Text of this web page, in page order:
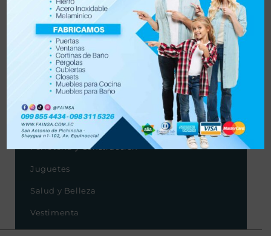
0
Tienda
Accesorios para vehículo y moto
Accesorios de hogar
Electrónica
Ferretería y Construcción
Juguetes
Salud y Belleza
Vestimenta